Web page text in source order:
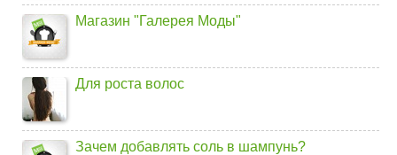
Магазин "Галерея Моды"
Для роста волос
Зачем добавлять соль в шампунь?